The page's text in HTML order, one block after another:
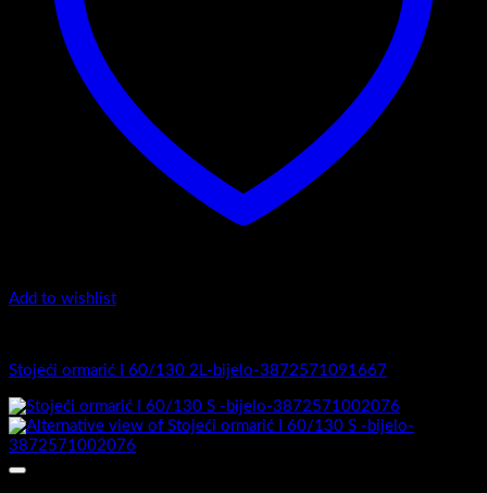
Add to wishlist
Stojeći ormarić I 60/130 2L-bijelo-3872571091667